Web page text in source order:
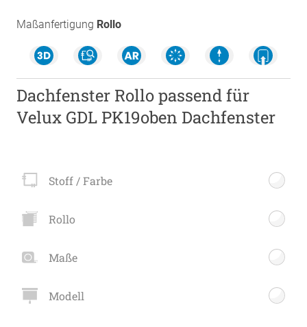
Maßanfertigung Rollo
Dachfenster Rollo passend für
Velux GDL PK19oben Dachfenster
Stoff / Farbe
Rollo
Maße
Modell